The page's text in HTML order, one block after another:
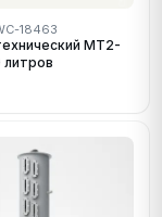
18463
МТ2-
литров